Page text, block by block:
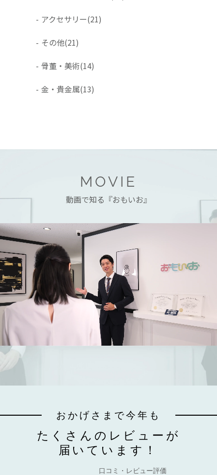
- アクセサリー(21)
- その他(21)
- 骨董・美術(14)
- 金・貴金属(13)
MOVIE
動画で知る『おもいお』
おかげさまで今年も
たくさんのレビューが
届いています！
口コミ・レビュー評価